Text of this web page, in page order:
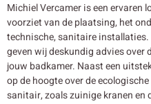
Michiel Vercamer is een ervaren
voorziet van de plaatsing, het
technische, sanitaire
geven wij deskundig advies over
jouw badkamer. Naast een
op de hoogte over de
sanitair, zoals zuinige kranen en